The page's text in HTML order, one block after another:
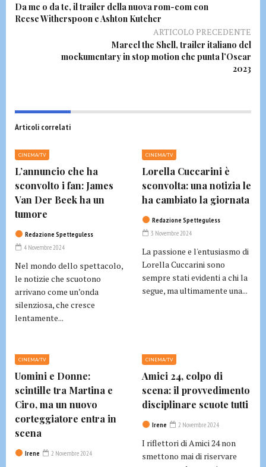
Da me o da te, il trailer della nuova rom-com con
Reese Witherspoon e Ashton Kutcher
ARTICOLO PRECEDENTE
Marcel the Shell, trailer italiano del
mockumentary in stop motion che punta l’Oscar
2023
Articoli correlati
CINEMA/TV
L’annuncio che ha
sconvolto i fan: James
Van Der Beek ha un
tumore
Redazione Spetteguless
4 Novembre 2024
Nel mondo dello spettacolo,
le notizie che scuotono
arrivano come un’onda
silenziosa, che cresce
lentamente...
CINEMA/TV
Lorella Cuccarini è
sconvolta: una notizia le
ha cambiato la giornata
Redazione Spetteguless
3 Novembre 2024
La passione e l'entusiasmo di
Lorella Cuccarini sono
sempre stati evidenti a chi la
segue, ma ultimamente una...
CINEMA/TV
Uomini e Donne:
scintille tra Martina e
Ciro, ma un nuovo
corteggiatore entra in
scena
Irene 2 Novembre 2024
CINEMA/TV
Amici 24, colpo di
scena: il provvedimento
disciplinare scuote tutti
Irene 2 Novembre 2024
I riflettori di Amici 24 non
smettono mai di riservare